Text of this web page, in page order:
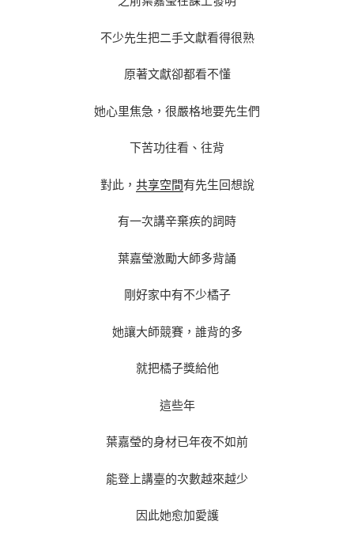
不少先生把二手文獻看得很熟
原著文獻卻都看不懂
她心里焦急，很嚴格地要先生們
下苦功往看、往背
對此， 共享空間有先生回想說
有一次講辛棄疾的詞時
葉嘉瑩激勵大師多背誦
剛好家中有不少橘子
她讓大師競賽，誰背的多
就把橘子獎給他
這些年
葉嘉瑩的身材已年夜不如前
能登上講臺的次數越來越少
因此她愈加愛護